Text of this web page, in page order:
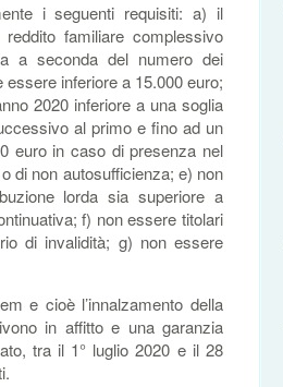
i seguenti requisiti: a) il
familiare complessivo
a seconda del numero dei
inferiore a 15.000 euro;
2020 inferiore a una soglia
al primo e fino ad un
euro in caso di presenza nel
di non autosufficienza; e) non
lorda sia superiore a
f) non essere titolari
di invalidità; g) non essere
e cioè l’innalzamento della
in affitto e una garanzia
tra il 1° luglio 2020 e il 28